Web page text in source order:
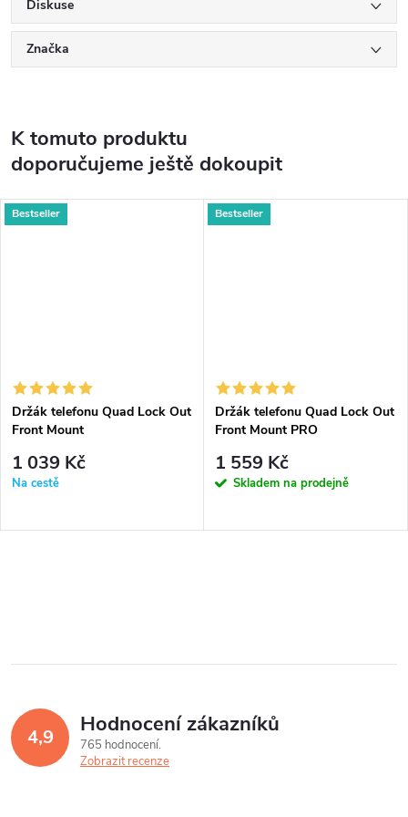
Diskuse
Značka
K tomuto produktu
doporučujeme ještě dokoupit
Bestseller
Držák telefonu Quad Lock Out
Front Mount
1 039 Kč
Na cestě
Bestseller
Držák telefonu Quad Lock Out
Front Mount PRO
1 559 Kč
Skladem na prodejně
4,9 Hodnocení zákazníků
765 hodnocení
Zobrazit recenze